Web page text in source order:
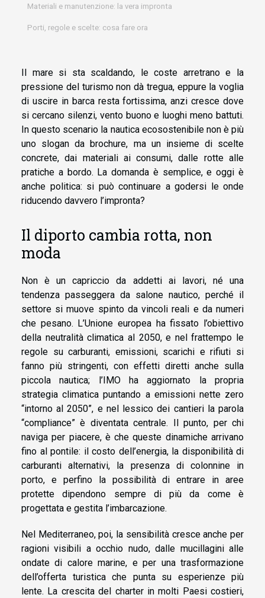
Materiali e manutenzione: la vera impronta
Porti, regole e scelte: cosa fare ora
Il mare si sta scaldando, le coste arretrano e la
pressione del turismo non dà tregua, eppure la voglia
di uscire in barca resta fortissima, anzi cresce dove
si cercano silenzi, vento buono e luoghi meno battuti.
In questo scenario la nautica ecosostenibile non è più
uno slogan da brochure, ma un insieme di scelte
concrete, dai materiali ai consumi, dalle rotte alle
pratiche a bordo. La domanda è semplice, e oggi è
anche politica: si può continuare a godersi le onde
riducendo davvero l’impronta?
Il diporto cambia rotta, non
moda
Non è un capriccio da addetti ai lavori, né una
tendenza passeggera da salone nautico, perché il
settore si muove spinto da vincoli reali e da numeri
che pesano. L’Unione europea ha fissato l’obiettivo
della neutralità climatica al 2050, e nel frattempo le
regole su carburanti, emissioni, scarichi e rifiuti si
fanno più stringenti, con effetti diretti anche sulla
piccola nautica; l’IMO ha aggiornato la propria
strategia climatica puntando a emissioni nette zero
“intorno al 2050”, e nel lessico dei cantieri la parola
“compliance” è diventata centrale. Il punto, per chi
naviga per piacere, è che queste dinamiche arrivano
fino al pontile: il costo dell’energia, la disponibilità di
carburanti alternativi, la presenza di colonnine in
porto, e perfino la possibilità di entrare in aree
protette dipendono sempre di più da come è
progettata e gestita l’imbarcazione.
Nel Mediterraneo, poi, la sensibilità cresce anche per
ragioni visibili a occhio nudo, dalle mucillagini alle
ondate di calore marine, e per una trasformazione
dell’offerta turistica che punta su esperienze più
lente. La crescita del charter in molti Paesi costieri,